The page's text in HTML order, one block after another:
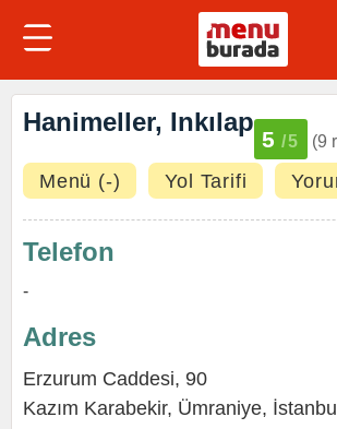
Hanimeller, Inkılap
5 /5 (9
Menü (-) Yol Tarifi
Telefon
-
Adres
Erzurum Caddesi, 90
Kazım Karabekir, Ümraniye, İstanbul